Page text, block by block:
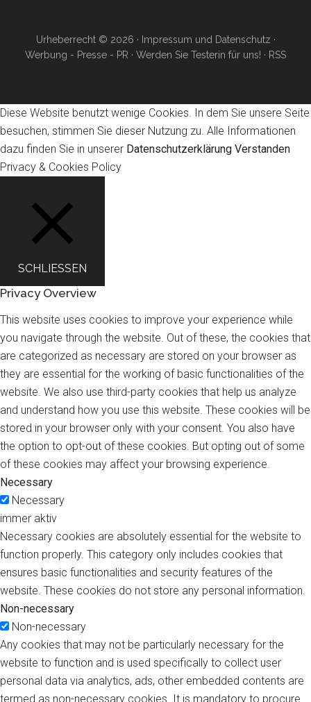
Urheberrecht © 2026 · Impressum und Datenschutz ·
Werbung - Presse - PR · Werden Sie Testerin für uns! · RSS
Diese Website benutzt wenige Cookies. In dem Sie unsere Seite
besuchen, stimmen Sie dieser Nutzung zu. Alle Informationen
dazu finden Sie in unserer Datenschutzerklärung Verstanden
Privacy & Cookies Policy
SCHLIESSEN
Privacy Overview
This website uses cookies to improve your experience while
you navigate through the website. Out of these, the cookies that
are categorized as necessary are stored on your browser as
they are essential for the working of basic functionalities of the
website. We also use third-party cookies that help us analyze
and understand how you use this website. These cookies will be
stored in your browser only with your consent. You also have
the option to opt-out of these cookies. But opting out of some
of these cookies may affect your browsing experience.
Necessary
Necessary
immer aktiv
Necessary cookies are absolutely essential for the website to
function properly. This category only includes cookies that
ensures basic functionalities and security features of the
website. These cookies do not store any personal information.
Non-necessary
Non-necessary
Any cookies that may not be particularly necessary for the
website to function and is used specifically to collect user
personal data via analytics, ads, other embedded contents are
termed as non-necessary cookies. It is mandatory to procure